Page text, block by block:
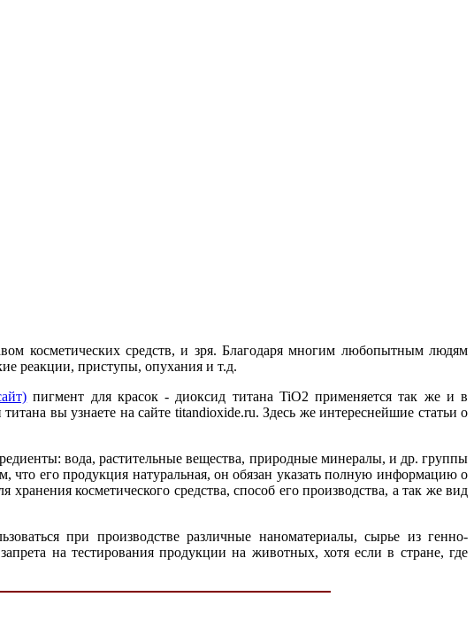
косметических средств, и зря. Благодаря многим любопытным людям
реакции, приступы, опухания и т.д.
пигмент для красок - диоксид титана TiO2 применяется так же и в
вы узнаете на сайте titandioxide.ru. Здесь же интереснейшие статьи о
вода, растительные вещества, природные минералы, и др. группы
что его продукция натуральная, он обязан указать полную информацию о
косметического средства, способ его производства, а так же вид
при производстве различные наноматериалы, сырье из генно-
на тестирования продукции на животных, хотя если в стране, где